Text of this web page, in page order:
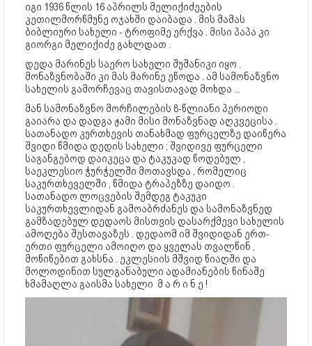
იგი 1936 წლის 16 აპრილს მელიქიძეების
კეთილმორწმუნე ოჯახში დაიბადა . მის მამას
ბიბლიური სახელი - ტროფიმე ერქვა . მისი პაპა კი
გიორგი მელიქიძე გახლდათ .
დედა მარინეს საერო სახელი შუშანიკი იყო .
მონაზვნობაში კი მას მარინე ეწოდა . ამ სამონაზვნო
სახელის გამორჩევაც თავისთავად მოხდა ...
მან სამონაზვნო მორჩილების 8-წლიანი პერიოდი
გაიარა და დადგა ჟამი მისი მონაზვნად აღკვეცისა .
სათანადო კურთხევის თანახმად ფურცელზე დაიწერა
შვიდი წმიდა დედის სახელი ; შვიდივე ფურცელი
საგანგებოდ დაიკეცა და ტაკუკად წოდებულ ,
საეკლესიო ჭურჭელში მოთავსდა , რომელიც
საკურთხეველში , წმიდა ტრაპეზზე დაიდო .
სათანადო ლოცვების შემდეგ ტაკუკი
საკურთხევლიდან გამოაბრძანეს და სამონაზვნედ
გამზადებულ დედაოს მისთვის დასარქმევი სახელის
ამოღება შესთავაზეს . დედაომ იმ შვიდიდან ერთ-
ერთი ფურცელი ამოიღო და ყველას თვალწინ ,
მოწიწებით გახსნა . ეკლესიის მშვიდ წიაღში და
მოლოდინით სულგანაბული ადამიანების წინაშე
ხმამაღლა გაისმა სახელი მ ა რ ი ნ ე !